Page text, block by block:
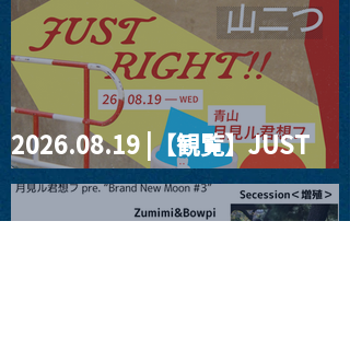
2026.08.19 |【観覧】JUST
RIGHT!! vol.27